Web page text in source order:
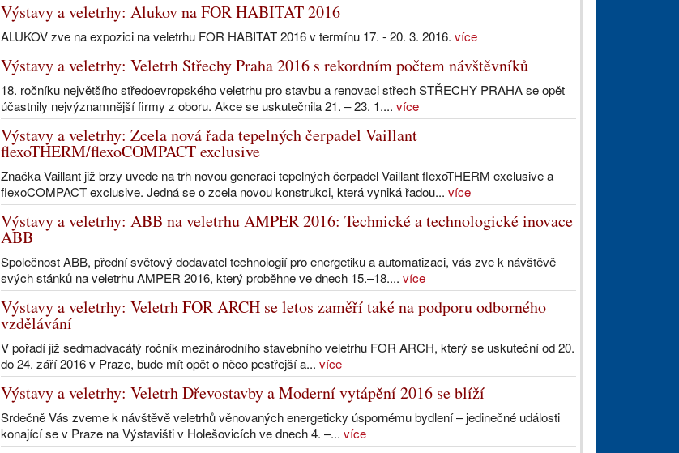
Výstavy a veletrhy: Alukov na FOR HABITAT 2016
ALUKOV zve na expozici na veletrhu FOR HABITAT 2016 v termínu 17. - 20. 3. 2016. více
Výstavy a veletrhy: Veletrh Střechy Praha 2016 s rekordním počtem návštěvníků
18. ročníku největšího středoevropského veletrhu pro stavbu a renovaci střech STŘECHY PRAHA se opět
účastnily nejvýznamnější firmy z oboru. Akce se uskutečnila 21. – 23. 1.... více
Výstavy a veletrhy: Zcela nová řada tepelných čerpadel Vaillant
flexoTHERM/flexoCOMPACT exclusive
Značka Vaillant již brzy uvede na trh novou generaci tepelných čerpadel Vaillant flexoTHERM exclusive a
flexoCOMPACT exclusive. Jedná se o zcela novou konstrukci, která vyniká řadou... více
Výstavy a veletrhy: ABB na veletrhu AMPER 2016: Technické a technologické inovace
ABB
Společnost ABB, přední světový dodavatel technologií pro energetiku a automatizaci, vás zve k návštěvě
svých stánků na veletrhu AMPER 2016, který proběhne ve dnech 15.–18.... více
Výstavy a veletrhy: Veletrh FOR ARCH se letos zaměří také na podporu odborného
vzdělávání
V pořadí již sedmadvacátý ročník mezinárodního stavebního veletrhu FOR ARCH, který se uskuteční od 20.
do 24. září 2016 v Praze, bude mít opět o něco pestřejší a... více
Výstavy a veletrhy: Veletrh Dřevostavby a Moderní vytápění 2016 se blíží
Srdečně Vás zveme k návštěvě veletrhů věnovaných energeticky úspornému bydlení – jedinečné události
konající se v Praze na Výstavišti v Holešovicích ve dnech 4. –... více